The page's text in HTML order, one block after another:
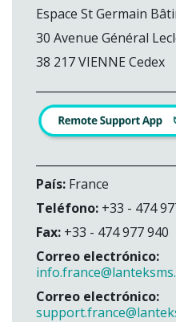
Espace St Germain
30 Avenue Général
38 217 VIENNE Cedex
País: France
Teléfono: +33 - 474
Fax: +33 - 474 977 940
Correo electrónico:
Correo electrónico: